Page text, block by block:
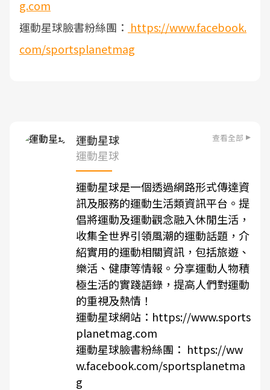
g.com
運動星球臉書粉絲團： https://www.facebook.
com/sportsplanetmag
運動星球 查看全部
運動星球
運動星球是一個透過網路形式傳達資
訊及服務的運動生活類資訊平台。提
倡將運動及運動觀念融入休閒生活，
收集全世界引領風潮的運動話題，介
紹實用的運動相關資訊，包括旅遊、
樂活、健康等情報。分享運動人物積
極生活的實踐語錄，提高人們對運動
的重視及熱情！
運動星球網站：https://www.sports
planetmag.com
運動星球臉書粉絲團： https://ww
w.facebook.com/sportsplanetma
g